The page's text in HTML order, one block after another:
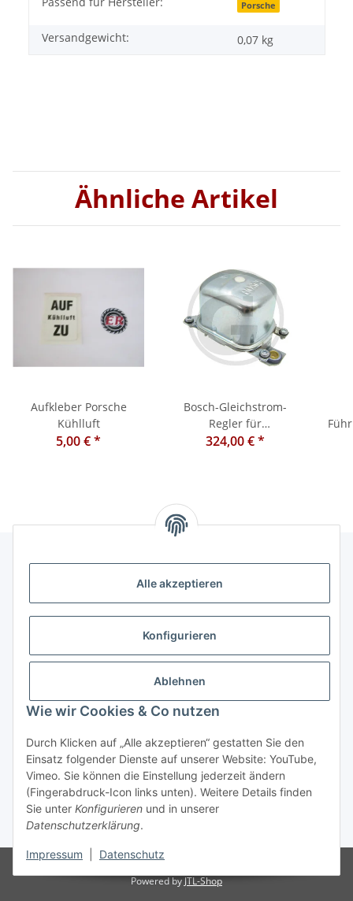
Alle akzeptieren
Konfigurieren
Ablehnen
Wie wir Cookies & Co nutzen
Durch Klicken auf „Alle akzeptieren“ gestatten Sie den
Einsatz folgender Dienste auf unserer Website: YouTube,
Vimeo. Sie können die Einstellung jederzeit ändern
(Fingerabdruck-Icon links unten). Weitere Details finden
Sie unter Konfigurieren und in unserer
Datenschutzerklärung.
Impressum Datenschutz
Porsche
Versandgewicht: 0,07 kg
Ähnliche Artikel
Aufkleber Porsche
Kühlluft
5,00 €*
Bosch-Gleichstrom-
Regler für
Lichtmaschine
324,00 €*
Gesetzliche Informationen
* Alle Preise inkl. gesetzlicher USt., zzgl.
Powered byJTL-Shop